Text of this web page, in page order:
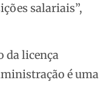
salariais”,
da licença
é uma